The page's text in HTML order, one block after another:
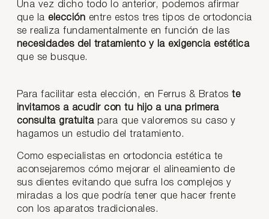
Una vez dicho todo lo anterior, podemos afirmar
que la elección entre estos tres tipos de ortodoncia
se realiza fundamentalmente en función de las
necesidades del tratamiento y la exigencia estética
que se busque.
Para facilitar esta elección, en Ferrus & Bratoste
invitamos a acudir con tu hijo a una primera
consulta gratuitapara que valoremos su caso y
hagamos un estudio del tratamiento.
Como especialistas en ortodoncia estética te
aconsejaremos cómo mejorar el alineamiento de
sus dientes evitando que sufra los complejos y
miradas a los que podría tener que hacer frente
con los aparatos tradicionales.